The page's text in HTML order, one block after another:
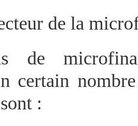
de la
de
certain
: